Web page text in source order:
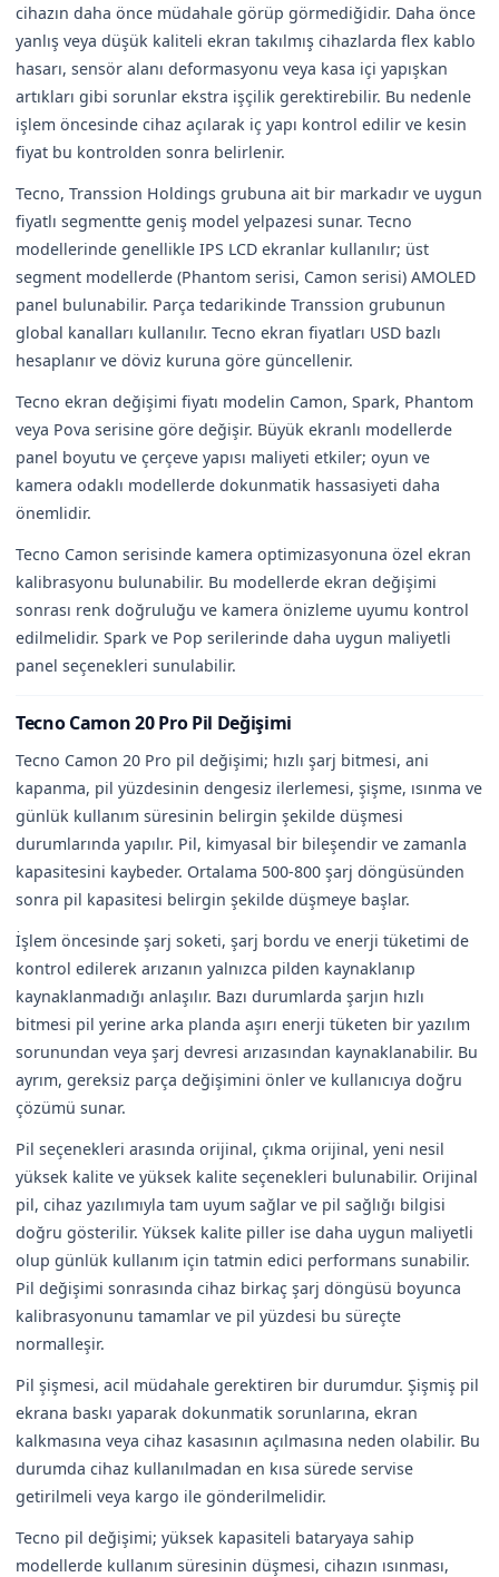
cihazın daha önce müdahale görüp görmediğidir. Daha önce
yanlış veya düşük kaliteli ekran takılmış cihazlarda flex kablo
hasarı, sensör alanı deformasyonu veya kasa içi yapışkan
artıkları gibi sorunlar ekstra işçilik gerektirebilir. Bu nedenle
işlem öncesinde cihaz açılarak iç yapı kontrol edilir ve kesin
fiyat bu kontrolden sonra belirlenir.
Tecno, Transsion Holdings grubuna ait bir markadır ve uygun
fiyatlı segmentte geniş model yelpazesi sunar. Tecno
modellerinde genellikle IPS LCD ekranlar kullanılır; üst
segment modellerde (Phantom serisi, Camon serisi) AMOLED
panel bulunabilir. Parça tedarikinde Transsion grubunun
global kanalları kullanılır. Tecno ekran fiyatları USD bazlı
hesaplanır ve döviz kuruna göre güncellenir.
Tecno ekran değişimi fiyatı modelin Camon, Spark, Phantom
veya Pova serisine göre değişir. Büyük ekranlı modellerde
panel boyutu ve çerçeve yapısı maliyeti etkiler; oyun ve
kamera odaklı modellerde dokunmatik hassasiyeti daha
önemlidir.
Tecno Camon serisinde kamera optimizasyonuna özel ekran
kalibrasyonu bulunabilir. Bu modellerde ekran değişimi
sonrası renk doğruluğu ve kamera önizleme uyumu kontrol
edilmelidir. Spark ve Pop serilerinde daha uygun maliyetli
panel seçenekleri sunulabilir.
Tecno Camon 20 Pro Pil Değişimi
Tecno Camon 20 Pro pil değişimi; hızlı şarj bitmesi, ani
kapanma, pil yüzdesinin dengesiz ilerlemesi, şişme, ısınma ve
günlük kullanım süresinin belirgin şekilde düşmesi
durumlarında yapılır. Pil, kimyasal bir bileşendir ve zamanla
kapasitesini kaybeder. Ortalama 500-800 şarj döngüsünden
sonra pil kapasitesi belirgin şekilde düşmeye başlar.
İşlem öncesinde şarj soketi, şarj bordu ve enerji tüketimi de
kontrol edilerek arızanın yalnızca pilden kaynaklanıp
kaynaklanmadığı anlaşılır. Bazı durumlarda şarjın hızlı
bitmesi pil yerine arka planda aşırı enerji tüketen bir yazılım
sorunundan veya şarj devresi arızasından kaynaklanabilir. Bu
ayrım, gereksiz parça değişimini önler ve kullanıcıya doğru
çözümü sunar.
Pil seçenekleri arasında orijinal, çıkma orijinal, yeni nesil
yüksek kalite ve yüksek kalite seçenekleri bulunabilir. Orijinal
pil, cihaz yazılımıyla tam uyum sağlar ve pil sağlığı bilgisi
doğru gösterilir. Yüksek kalite piller ise daha uygun maliyetli
olup günlük kullanım için tatmin edici performans sunabilir.
Pil değişimi sonrasında cihaz birkaç şarj döngüsü boyunca
kalibrasyonunu tamamlar ve pil yüzdesi bu süreçte
normalleşir.
Pil şişmesi, acil müdahale gerektiren bir durumdur. Şişmiş pil
ekrana baskı yaparak dokunmatik sorunlarına, ekran
kalkmasına veya cihaz kasasının açılmasına neden olabilir. Bu
durumda cihaz kullanılmadan en kısa sürede servise
getirilmeli veya kargo ile gönderilmelidir.
Tecno pil değişimi; yüksek kapasiteli bataryaya sahip
modellerde kullanım süresinin düşmesi, cihazın ısınması,